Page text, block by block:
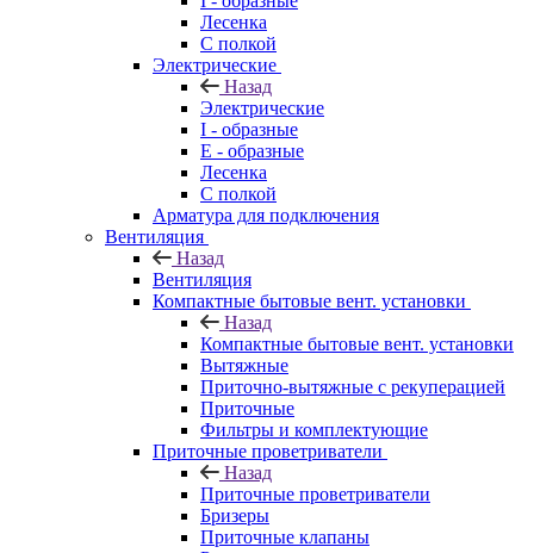
Лесенка
С полкой
Электрические
Назад
Электрические
I - образные
E - образные
Лесенка
С полкой
Арматура для подключения
Вентиляция
Назад
Вентиляция
Компактные бытовые вент. установки
Назад
Компактные бытовые вент. установки
Вытяжные
Приточно-вытяжные с рекуперацией
Приточные
Фильтры и комплектующие
Приточные проветриватели
Назад
Приточные проветриватели
Бризеры
Приточные клапаны